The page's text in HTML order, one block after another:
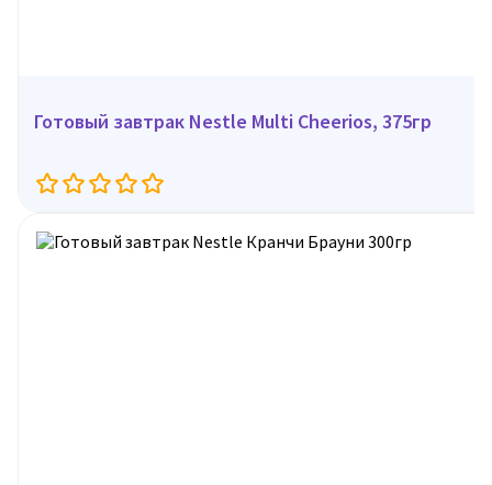
Готовый завтрак Nestle Multi Cheerios, 375гр